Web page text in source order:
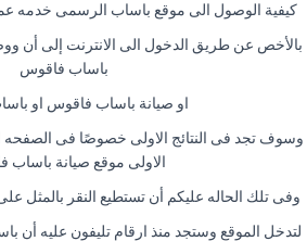
كيفية الوصول الى موقع باساب الرسمى خدمه
بالأخص عن طريق الدخول الى الانترنت إلى أن
باساب فاقوس
او صيانة باساب فاقوس او
وسوف تجد فى النتائج الاولى خصوصًا فى الصفحه
الاولى موقع صيانة باساب
وفى تلك الحاله عليكم أن تستطيع النقر
لتدخل الموقع وستجد منذ ارقام تليفون عليه أن